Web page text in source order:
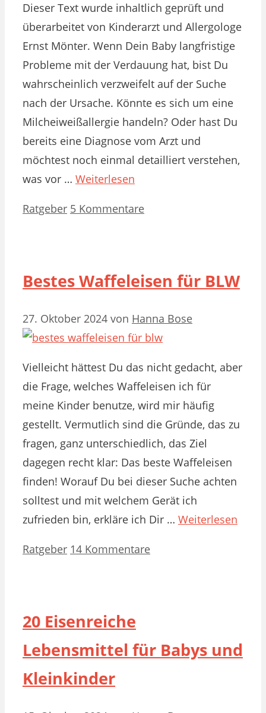
Dieser Text wurde inhaltlich geprüft und
überarbeitet von Kinderarzt und Allergologe
Ernst Mönter. Wenn Dein Baby langfristige
Probleme mit der Verdauung hat, bist Du
wahrscheinlich verzweifelt auf der Suche
nach der Ursache. Könnte es sich um eine
Milcheiweißallergie handeln? Oder hast Du
bereits eine Diagnose vom Arzt und
möchtest noch einmal detailliert verstehen,
was vor … Weiterlesen
Kategorien
Ratgeber 5 Kommentare
Bestes Waffeleisen für BLW
27. Oktober 2024 von Hanna Bose
Vielleicht hättest Du das nicht gedacht, aber
die Frage, welches Waffeleisen ich für
meine Kinder benutze, wird mir häufig
gestellt. Vermutlich sind die Gründe, das zu
fragen, ganz unterschiedlich, das Ziel
dagegen recht klar: Das beste Waffeleisen
finden! Worauf Du bei dieser Suche achten
solltest und mit welchem Gerät ich
zufrieden bin, erkläre ich Dir … Weiterlesen
Kategorien
Ratgeber 14 Kommentare
20 Eisenreiche
Lebensmittel für Babys und
Kleinkinder